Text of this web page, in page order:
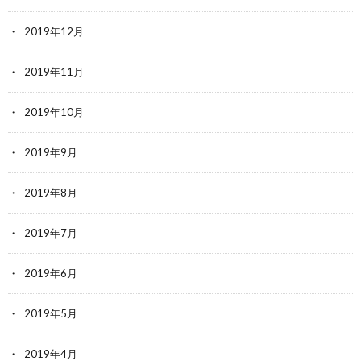
2019年12月
2019年11月
2019年10月
2019年9月
2019年8月
2019年7月
2019年6月
2019年5月
2019年4月